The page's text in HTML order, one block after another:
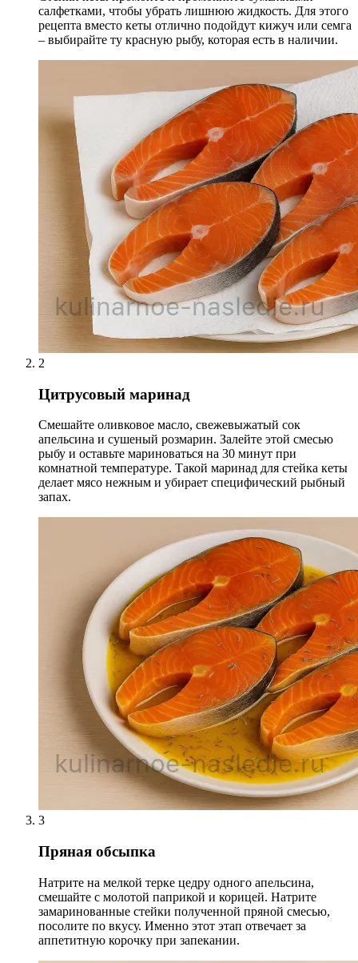
салфетками, чтобы убрать лишнюю жидкость. Для этого
рецепта вместо кеты отлично подойдут кижуч или семга
– выбирайте ту красную рыбу, которая есть в наличии.
2
Цитрусовый маринад
Смешайте оливковое масло, свежевыжатый сок
апельсина и сушеный розмарин. Залейте этой смесью
рыбу и оставьте мариноваться на 30 минут при
комнатной температуре. Такой маринад для стейка кеты
делает мясо нежным и убирает специфический рыбный
запах.
3
Пряная обсыпка
Натрите на мелкой терке цедру одного апельсина,
смешайте с молотой паприкой и корицей. Натрите
замаринованные стейки полученной пряной смесью,
посолите по вкусу. Именно этот этап отвечает за
аппетитную корочку при запекании.